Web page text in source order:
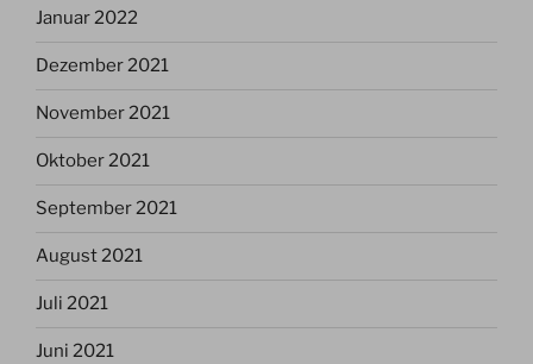
Januar 2022
Dezember 2021
November 2021
Oktober 2021
September 2021
August 2021
Juli 2021
Juni 2021